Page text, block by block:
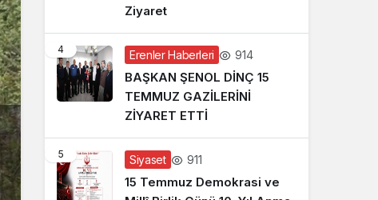
Ziyaret
4 Erenler Haberleri 914
BAŞKAN ŞENOL DİNÇ 15
TEMMUZ GAZİLERİNİ
ZİYARET ETTİ
5 Siyaset 911
15 Temmuz Demokrasi ve